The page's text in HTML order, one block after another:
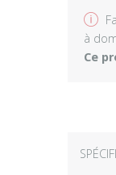
v
à
Ce